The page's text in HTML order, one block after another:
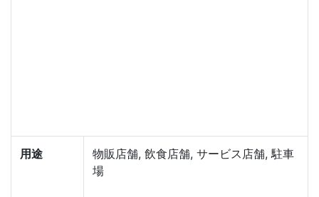
用途
物販店舗, 飲食店舗, サービス店舗, 駐車
場